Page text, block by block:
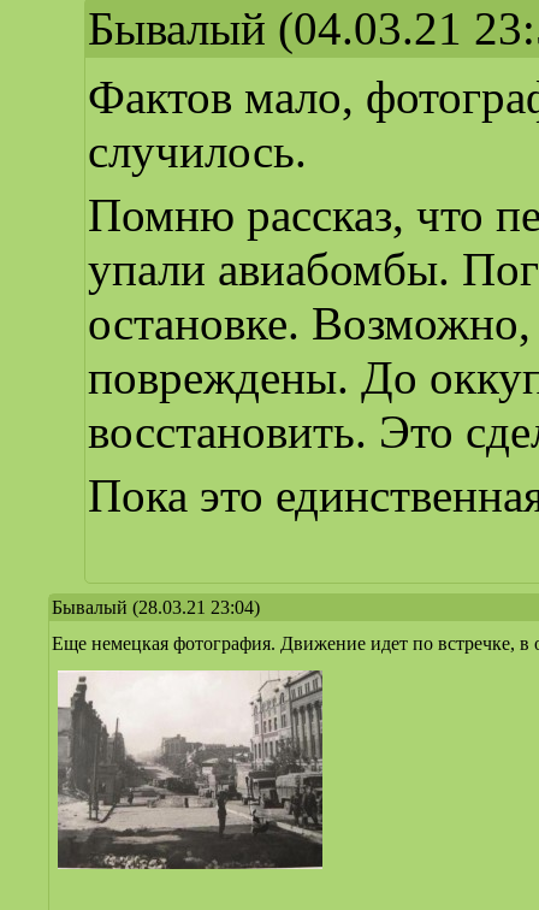
Бывалый (04.03.21
Фактов мало,
случилось.
Помню рассказ, что
упали авиабомбы.
остановке.
повреждены. До
восстановить. Это
Пока это
Бывалый (28.03.21 23:04)
Еще немецкая фотография. Движение идет по встречке, в